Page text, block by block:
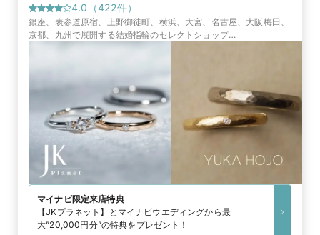
4.0 （422件）
銀座、表参道原宿、上野御徒町、横浜、大宮、名古屋、大阪梅田、
京都、九州で展開する結婚指輪のセレクトショップ
『JKPLANET』。50ブランド2000種類の上質なブライダルリング
マイナビ限定来店特典
【JKプラネット】とマイナビウエディングから最
大”20,000円分”の特典をプレゼント！